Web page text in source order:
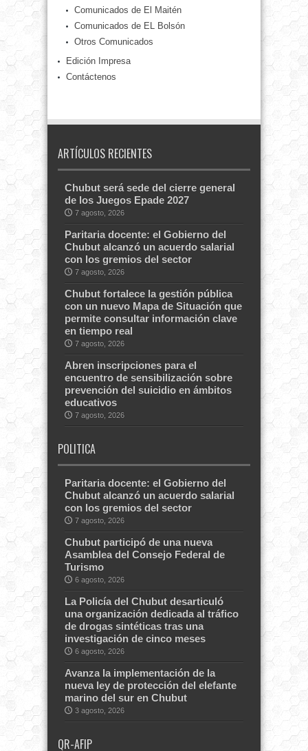
Comunicados de El Maitén
Comunicados de EL Bolsón
Otros Comunicados
Edición Impresa
Contáctenos
ARTÍCULOS RECIENTES
Chubut será sede del cierre general
de los Juegos Epade 2027
7 agosto, 2026
Paritaria docente: el Gobierno del
Chubut alcanzó un acuerdo salarial
con los gremios del sector
7 agosto, 2026
Chubut fortalece la gestión pública
con un nuevo Mapa de Situación que
permite consultar información clave
en tiempo real
7 agosto, 2026
Abren inscripciones para el
encuentro de sensibilización sobre
prevención del suicidio en ámbitos
educativos
7 agosto, 2026
POLITICA
Paritaria docente: el Gobierno del
Chubut alcanzó un acuerdo salarial
con los gremios del sector
7 agosto, 2026
Chubut participó de una nueva
Asamblea del Consejo Federal de
Turismo
6 agosto, 2026
La Policía del Chubut desarticuló
una organización dedicada al tráfico
de drogas sintéticas tras una
investigación de cinco meses
6 agosto, 2026
Avanza la implementación de la
nueva ley de protección del elefante
marino del sur en Chubut
3 agosto, 2026
QR-AFIP